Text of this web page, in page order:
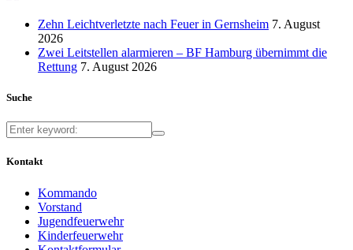
Zehn Leichtverletzte nach Feuer in Gernsheim 7. August
2026
Zwei Leitstellen alarmieren – BF Hamburg übernimmt die
Rettung 7. August 2026
Suche
Kontakt
Kommando
Vorstand
Jugendfeuerwehr
Kinderfeuerwehr